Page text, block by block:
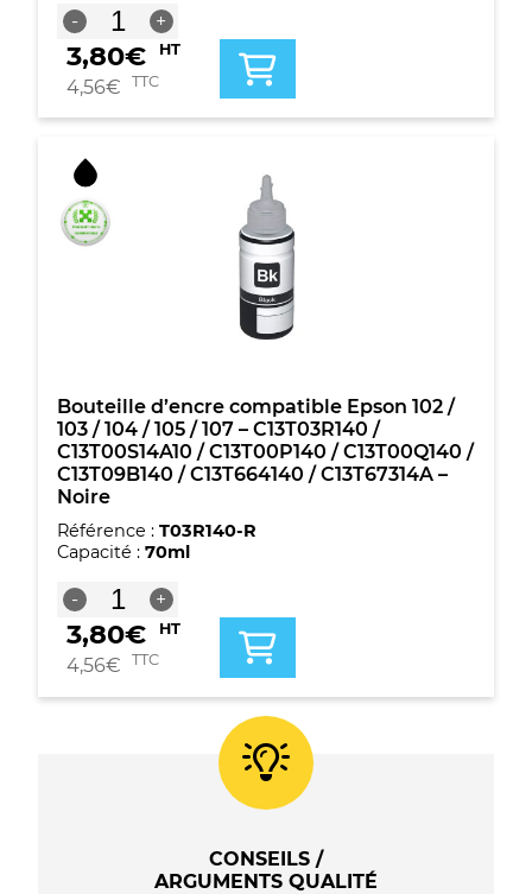
C13T664340
/
C13T67334A
-
-
quantité
de
Bouteille
d'encre
Epson
/
103
/
104
/
C13T00S24A10
/
C13T00P240
/
C13T00R240
/
C13T09B240
C13T664240
/
C13T67324A
-
+
3,80€ HT
4,56€ TTC
Bouteille d’encre compatible Epson 102 /
103 / 104 / 105 / 107 – C13T03R140 /
C13T00S14A10 / C13T00P140 / C13T00Q140 /
C13T09B140 / C13T664140 / C13T67314A –
Noire
Référence : T03R140-R
Capacité : 70ml
-
quantité
de
Bouteille
d'encre
Epson
+
3,80€ HT
4,56€ TTC
CONSEILS /
ARGUMENTS QUALITÉ